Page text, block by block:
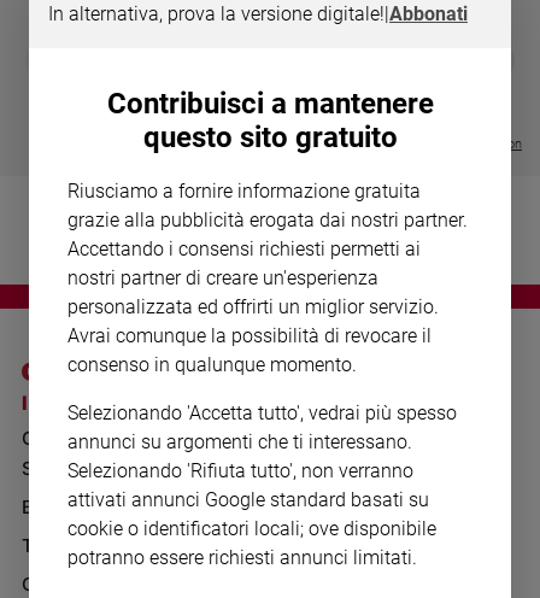
giorno
giorno
Società
e
valori
Ambiente
Creato
Volontariato
- VOL DA 1 AL 5
€ 64,50
Visualizza tutte le collection
I SITI SAN PAOLO
GRUPPO EDITORIALE
SAN PAOLO
BENESSERE
TELENOVA
GAZZETTA D'ALBA
NOTE LEGALI
PRIVACY POLICY
INFORMATIVA
WHISTLEBLOWING
SOCIAL
In alternativa, prova la versione digitale!|Abbonati
Contribuisci a mantenere
questo sito gratuito
Riusciamo a fornire informazione gratuita
grazie alla pubblicità erogata dai nostri partner.
Accettando i consensi richiesti permetti ai
nostri partner di creare un'esperienza
personalizzata ed offrirti un miglior servizio.
Avrai comunque la possibilità di revocare il
consenso in qualunque momento.
Selezionando 'Accetta tutto', vedrai più spesso
annunci su argomenti che ti interessano.
Selezionando 'Rifiuta tutto', non verranno
attivati annunci Google standard basati su
cookie o identificatori locali; ove disponibile
potranno essere richiesti annunci limitati.